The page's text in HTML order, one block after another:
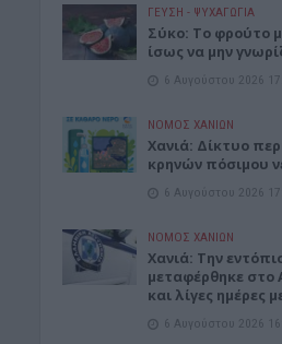
ΓΕΎΣΗ - ΨΥΧΑΓΩΓΊΑ
Σύκο: Το φρούτο
ίσως να μην
6 Αυγούστου 2026
ΝΟΜΌΣ ΧΑΝΊΩΝ
Xανιά: Δίκτυο
κρηνών πόσιμου
6 Αυγούστου 2026
ΝΟΜΌΣ ΧΑΝΊΩΝ
Χανιά: Την
μεταφέρθηκε στο
και λίγες ημέρες
6 Αυγούστου 2026